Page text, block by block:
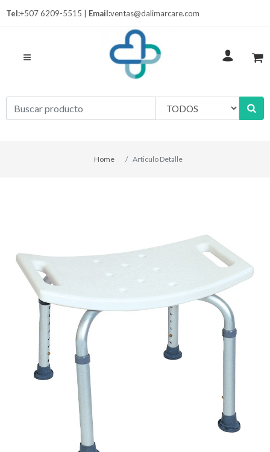
Tel:+507 6209-5515 | Email:ventas@dalimarcare.com
Home Articulo Detalle